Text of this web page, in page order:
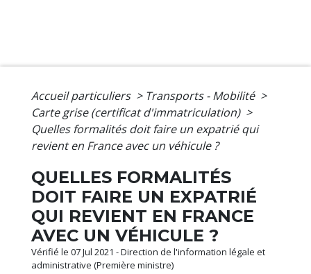
Accueil particuliers > Transports - Mobilité >
Carte grise (certificat d'immatriculation) >
Quelles formalités doit faire un expatrié qui
revient en France avec un véhicule ?
QUELLES FORMALITÉS
DOIT FAIRE UN EXPATRIÉ
QUI REVIENT EN FRANCE
AVEC UN VÉHICULE ?
Vérifié le 07 Jul 2021 - Direction de l'information légale et
administrative (Première ministre)